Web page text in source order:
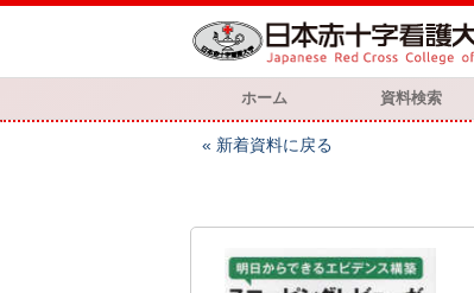
ホーム 資料検索
新着資料に戻る